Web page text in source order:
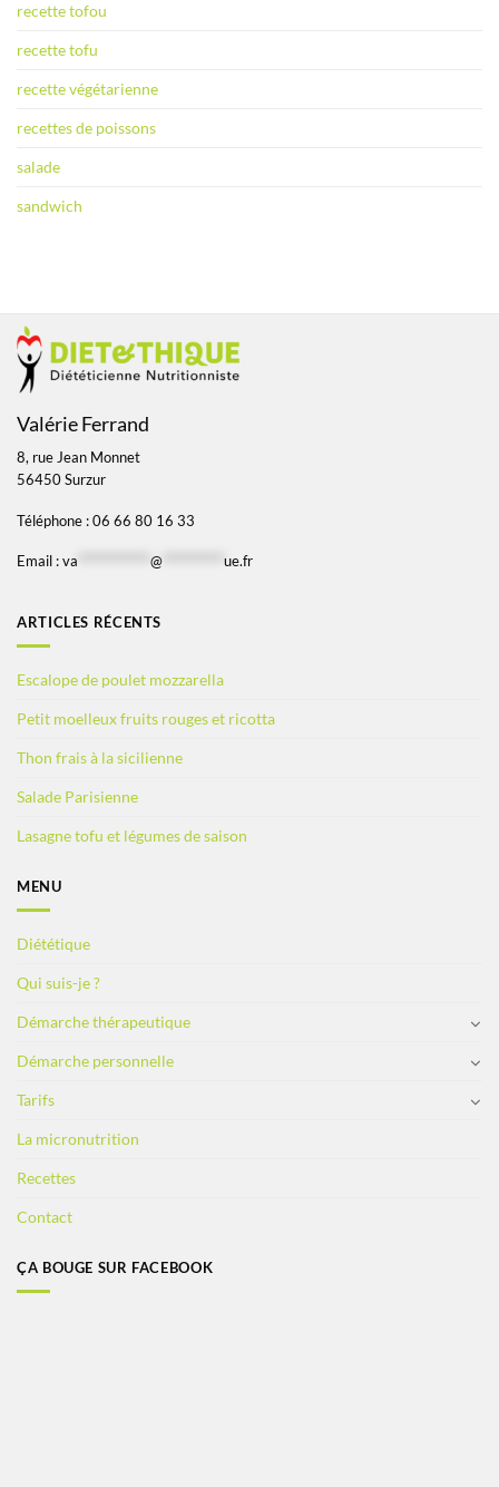
recette tofou
recette tofu
recette végétarienne
recettes de poissons
salade
sandwich
Valérie Ferrand
8, rue Jean Monnet
56450 Surzur
Téléphone : 06 66 80 16 33
Email : va @ ue.fr
ARTICLES RÉCENTS
Escalope de poulet mozzarella
Petit moelleux fruits rouges et ricotta
Thon frais à la sicilienne
Salade Parisienne
Lasagne tofu et légumes de saison
MENU
Diététique
Qui suis-je ?
Démarche thérapeutique
Démarche personnelle
Tarifs
La micronutrition
Recettes
Contact
ÇA BOUGE SUR FACEBOOK